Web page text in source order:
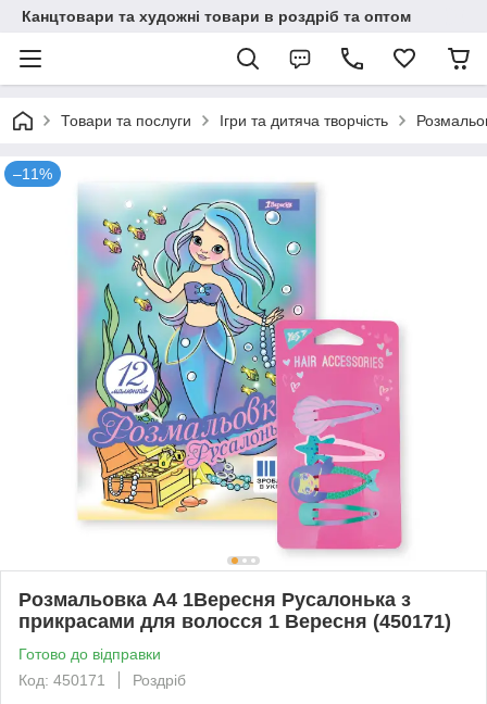
Канцтовари та художні товари в роздріб та оптом
Товари та послуги Ігри та дитяча творчість
–11%
Розмальовка А4 1Вересня Русалонька з
прикрасами для волосся 1 Вересня (450171)
Готово до відправки
Код: 450171
Роздріб